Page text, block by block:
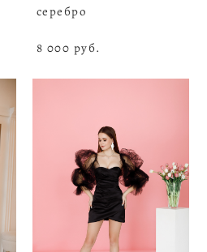
серебро
8 000 pуб.